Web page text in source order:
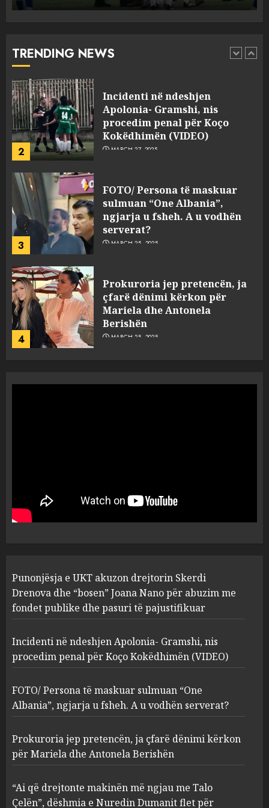
TRENDING NEWS
2 MARCH 27, 2025
3
FOTO/ Persona të maskuar
sulmuan “One Albania”,
ngjarja u fsheh. A u vodhën
serverat?
MARCH 25, 2025
4
Prokuroria jep pretencën, ja
çfarë dënimi kërkon për
Mariela dhe Antonela
Berishën
MARCH 25, 2025
5
“Ai që drejtonte makinën më
ngjau me Talo Çelën”,
dëshmia e Nuredin Dumanit
flet për PERSONAT që e
plagosën!
2
procedim penal për Koço
Kokëdhimën (VIDEO)
MARCH 27, 2025
3
sulmuan “One Albania”,
ngjarja u fsheh. A u vodhën
serverat?
MARCH 25, 2025
4
Prokuroria jep pretencën, ja
çfarë dënimi kërkon për
Mariela dhe Antonela
Berishën
MARCH 25, 2025
“Ai që drejtonte makinën më
ngjau me Talo Çelën”,
flet për PERSONAT që e
plagosën!
Punonjësja e UKT akuzon drejtorin Skerdi
Drenova dhe “bosen” Joana Nano për abuzim me
fondet publike dhe pasuri të pajustifikuar
Incidenti në ndeshjen Apolonia- Gramshi, nis
procedim penal për Koço Kokëdhimën (VIDEO)
FOTO/ Persona të maskuar sulmuan “One
Albania”, ngjarja u fsheh. A u vodhën serverat?
Prokuroria jep pretencën, ja çfarë dënimi kërkon
për Mariela dhe Antonela Berishën
“Ai që drejtonte makinën më ngjau me Talo
Çelën”, dëshmia e Nuredin Dumanit flet për